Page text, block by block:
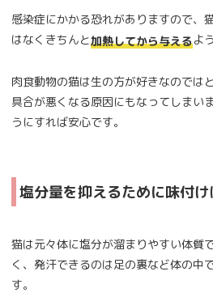
感染症にかかる恐れがありますので、
はなくきちんと加熱してから与えるよ
肉食動物の猫は生の方が好きなのでは
具合が悪くなる原因にもなってしまい
うにすれば安心です。
塩分量を抑えるために味付
猫は元々体に塩分が溜まりやすい体質
く、発汗できるのは足の裏など体の中
す。